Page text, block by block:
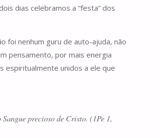
dias celebramos a “festa” dos
foi nenhum guru de auto-ajuda, não
pensamento, por mais energia
espiritualmente unidos a ele que
precioso de Cristo. (1Pe 1,